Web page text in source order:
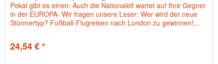
Pokal gibt es einen: Auch die Nationalelf wartet auf Ihre Gegner
in der EUROPA- Wir fragen unsere Leser: Wer wird der neue
Stürmertyp? Fußball-Flugreisen nach London zu gewinnen!...
24,54 € *